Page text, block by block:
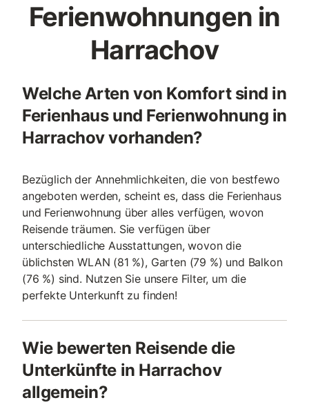
Ferienwohnungen in
Harrachov
Welche Arten von Komfort sind in
Ferienhaus und Ferienwohnung in
Harrachov vorhanden?
Bezüglich der Annehmlichkeiten, die von bestfewo
angeboten werden, scheint es, dass die Ferienhaus
und Ferienwohnung über alles verfügen, wovon
Reisende träumen. Sie verfügen über
unterschiedliche Ausstattungen, wovon die
üblichsten WLAN (81 %), Garten (79 %) und Balkon
(76 %) sind. Nutzen Sie unsere Filter, um die
perfekte Unterkunft zu finden!
Wie bewerten Reisende die
Unterkünfte in Harrachov
allgemein?